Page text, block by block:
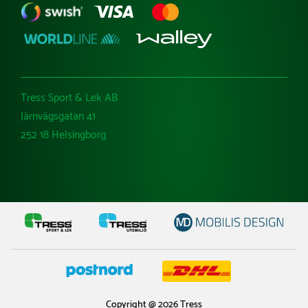
Tress Sport & Lek AB
Järnvägsgatan 41
252 18 Helsingborg